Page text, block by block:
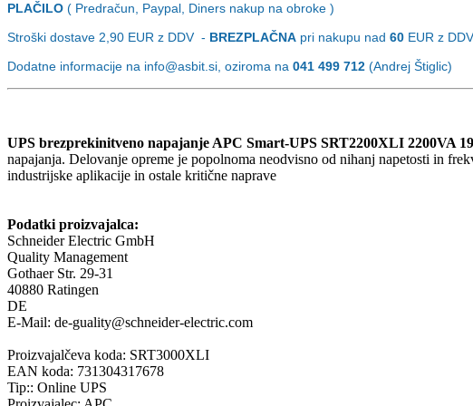
PLAČILO ( Predračun, Paypal, Diners nakup na obroke )
Stroški dostave 2,90 EUR z DDV - BREZPLAČNA pri nakupu nad 60 EUR z DDV
Dodatne informacije na info@asbit.si, oziroma na 041 499 712 (Andrej Štiglic)
UPS brezprekinitveno napajanje APC Smart-UPS SRT2200XLI 2200VA
napajanja. Delovanje opreme je popolnoma neodvisno od nihanj napetosti in
industrijske aplikacije in ostale kritične naprave
Podatki proizvajalca:
Schneider Electric GmbH
Quality Management
Gothaer Str. 29-31
40880 Ratingen
DE
E-Mail: de-guality@schneider-electric.com
Proizvajalčeva koda: SRT3000XLI
EAN koda: 731304317678
Tip:: Online UPS